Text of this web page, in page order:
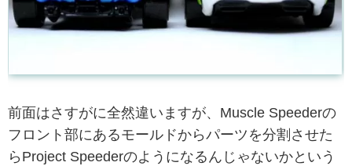
前面はさすがに全然違いますが、Muscle Speederの
フロント部にあるモールドからパーツを分割させた
らProject Speederのようになるんじゃないかという